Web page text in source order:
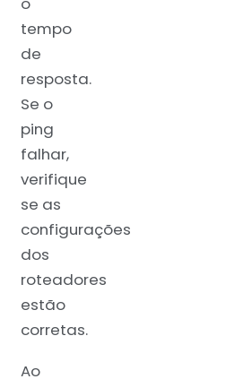
tempo
de
resposta.
Se o
ping
falhar,
verifique
se as
configurações
dos
roteadores
estão
corretas.
Ao